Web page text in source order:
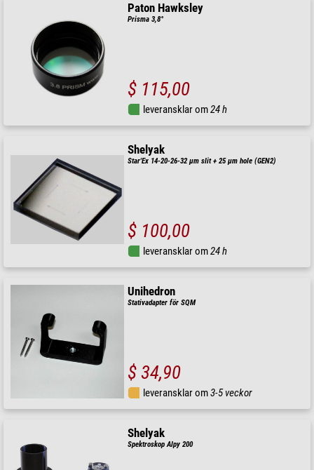
Paton Hawksley
Prisma 3,8°
$ 115,00
leveransklar om24 h
Shelyak
Star'Ex 14-20-26-32 µm slit + 25 µm hole (GEN2)
$ 100,00
leveransklar om24 h
Unihedron
Stativadapter för SQM
$ 34,90
leveransklar om3-5 veckor
Shelyak
Spektroskop Alpy 200